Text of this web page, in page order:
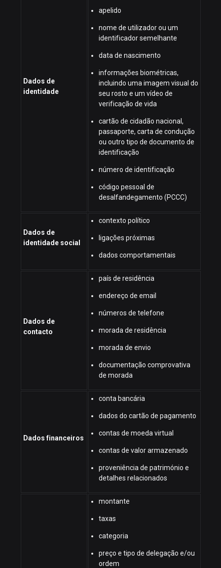
Dados de
identidade
apelido
nome de utilizador ou um
identificador semelhante
data de nascimento
informações biométricas,
incluindo uma imagem visual do
seu rosto e um vídeo de
verificação de vida
cartão de cidadão nacional,
passaporte, carta de condução
ou outro tipo de documento de
identificação
número de identificação
código pessoal de
desalfandegamento (PCCC)
Dados de
identidade social
contexto político
ligações próximas
dados comportamentais
Dados de
contacto
país de residência
endereço de email
números de telefone
morada de residência
morada de envio
documentação comprovativa
de morada
Dados financeiros
conta bancária
dados do cartão de pagamento
contas de moeda virtual
contas de valor armazenado
proveniência de património e
detalhes relacionados
montante
taxas
categoria
preço e tipo de delegação e/ou
ordem